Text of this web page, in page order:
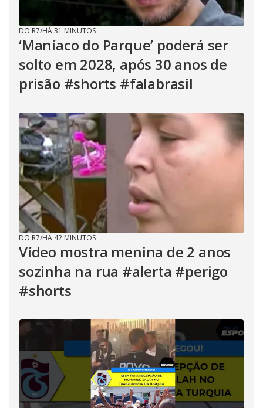
DO R7/HÁ 31 MINUTOS
‘Maníaco do Parque’ poderá ser
solto em 2028, após 30 anos de
prisão #shorts #falabrasil
DO R7/HÁ 42 MINUTOS
Vídeo mostra menina de 2 anos
sozinha na rua #alerta #perigo
#shorts